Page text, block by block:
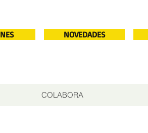
NOVEDADES
COLABORA